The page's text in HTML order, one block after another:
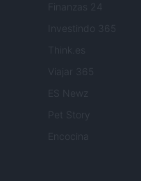
Finanzas 24
Investindo 365
Think.es
Viajar 365
ES Newz
Encocina